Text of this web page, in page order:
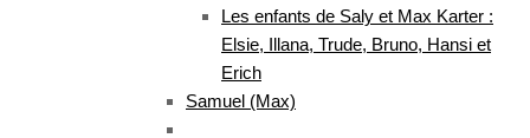
Les enfants de Saly et Max Karter :
Elsie, Illana, Trude, Bruno, Hansi et
Erich
Samuel (Max)